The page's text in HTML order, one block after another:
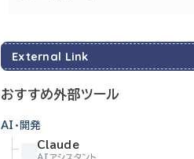
External Link
おすすめ外部ツール
AI・開発
Claude
AIアシスタント